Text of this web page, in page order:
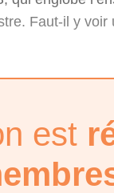
Faut-il y
est